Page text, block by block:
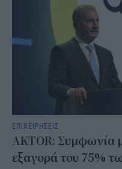
ΕΠΙΧΕΙΡΗΣΕΙΣ
AKTOR: Συμφωνία
εξαγορά του 75%